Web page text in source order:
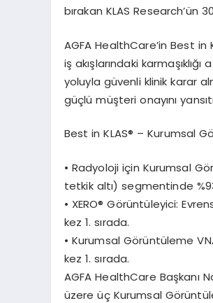
bırakan KLASResearch’ün
AGFAHealthCare’in Best in
iş akışlarındaki
yoluyla güvenli klinik karar
güçlü müşteri onayını
Best in KLAS® – Kurumsal Gö
• Radyoloji için Kurumsal Gö
tetkik altı) segmentinde
• XERO® Görüntüleyici:
kez 1.sırada.
• Kurumsal Görüntüleme
kez 1.sırada.
AGFA HealthCare Başkanı
üzere üç Kurumsal Gö